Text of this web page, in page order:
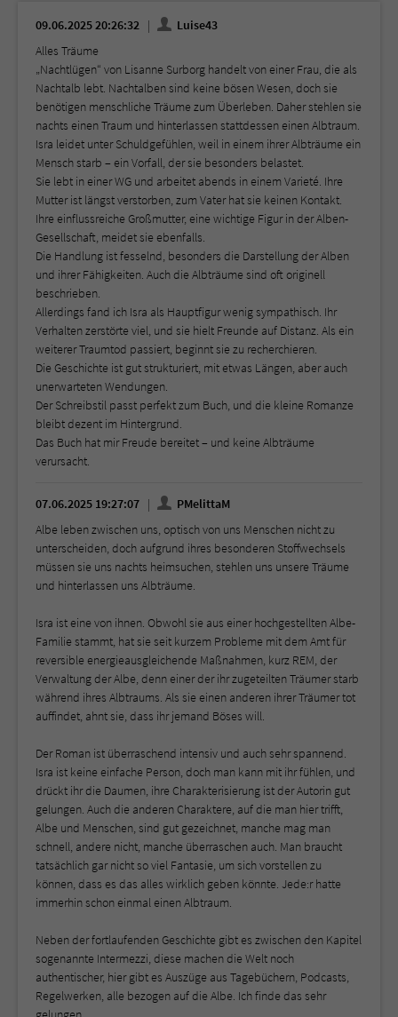
09.06.2025 20:26:32
Luise43
Alles Träume
„Nachtlügen“ von Lisanne Surborg handelt von einer Frau, die als
Nachtalb lebt. Nachtalben sind keine bösen Wesen, doch sie
benötigen menschliche Träume zum Überleben. Daher stehlen sie
nachts einen Traum und hinterlassen stattdessen einen Albtraum.
Isra leidet unter Schuldgefühlen, weil in einem ihrer Albträume ein
Mensch starb – ein Vorfall, der sie besonders belastet.
Sie lebt in einer WG und arbeitet abends in einem Varieté. Ihre
Mutter ist längst verstorben, zum Vater hat sie keinen Kontakt.
Ihre einflussreiche Großmutter, eine wichtige Figur in der Alben-
Gesellschaft, meidet sie ebenfalls.
Die Handlung ist fesselnd, besonders die Darstellung der Alben
und ihrer Fähigkeiten. Auch die Albträume sind oft originell
beschrieben.
Allerdings fand ich Isra als Hauptfigur wenig sympathisch. Ihr
Verhalten zerstörte viel, und sie hielt Freunde auf Distanz. Als ein
weiterer Traumtod passiert, beginnt sie zu recherchieren.
Die Geschichte ist gut strukturiert, mit etwas Längen, aber auch
unerwarteten Wendungen.
Der Schreibstil passt perfekt zum Buch, und die kleine Romanze
bleibt dezent im Hintergrund.
Das Buch hat mir Freude bereitet – und keine Albträume
verursacht.
07.06.2025 19:27:07
PMelittaM
Albe leben zwischen uns, optisch von uns Menschen nicht zu
unterscheiden, doch aufgrund ihres besonderen Stoffwechsels
müssen sie uns nachts heimsuchen, stehlen uns unsere Träume
und hinterlassen uns Albträume.
Isra ist eine von ihnen. Obwohl sie aus einer hochgestellten Albe-
Familie stammt, hat sie seit kurzem Probleme mit dem Amt für
reversible energieausgleichende Maßnahmen, kurz REM, der
Verwaltung der Albe, denn einer der ihr zugeteilten Träumer starb
während ihres Albtraums. Als sie einen anderen ihrer Träumer tot
auffindet, ahnt sie, dass ihr jemand Böses will.
Der Roman ist überraschend intensiv und auch sehr spannend.
Isra ist keine einfache Person, doch man kann mit ihr fühlen, und
drückt ihr die Daumen, ihre Charakterisierung ist der Autorin gut
gelungen. Auch die anderen Charaktere, auf die man hier trifft,
Albe und Menschen, sind gut gezeichnet, manche mag man
schnell, andere nicht, manche überraschen auch. Man braucht
tatsächlich gar nicht so viel Fantasie, um sich vorstellen zu
können, dass es das alles wirklich geben könnte. Jede:r hatte
immerhin schon einmal einen Albtraum.
Neben der fortlaufenden Geschichte gibt es zwischen den Kapitel
sogenannte Intermezzi, diese machen die Welt noch
authentischer, hier gibt es Auszüge aus Tagebüchern, Podcasts,
Regelwerken, alle bezogen auf die Albe. Ich finde das sehr